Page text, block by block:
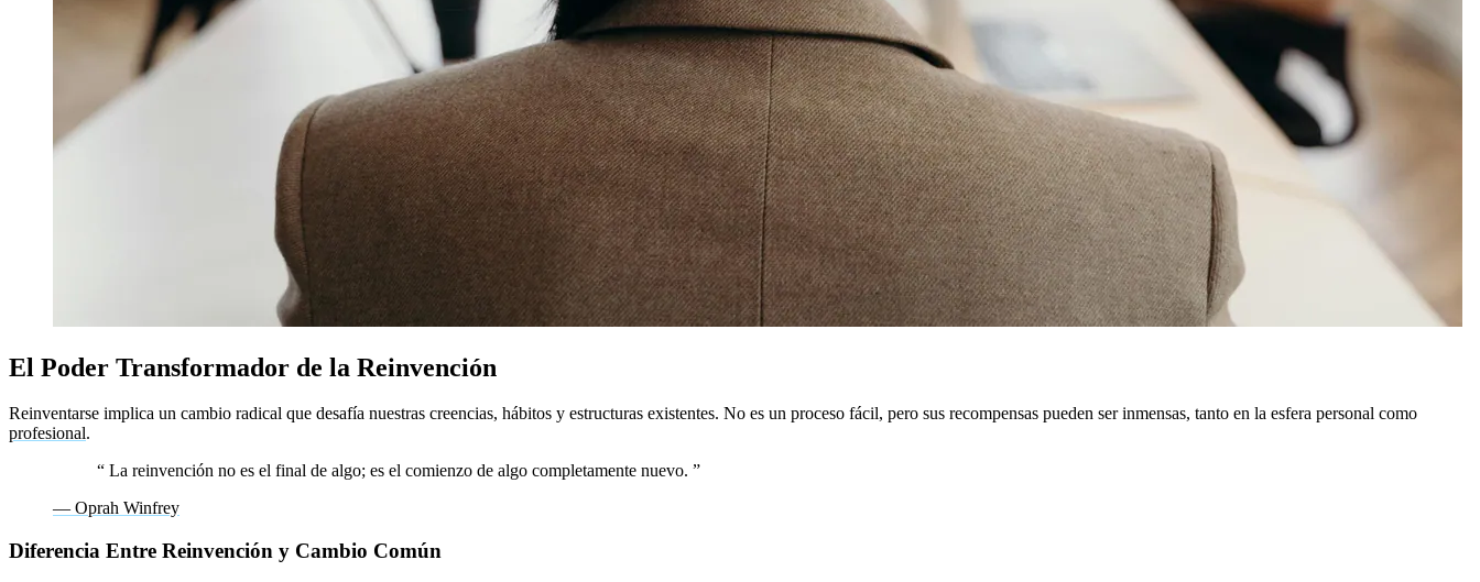
El Poder Transformador de la Reinvención
Reinventarse implica un cambio radical que desafía nuestras creencias, hábitos y estructuras existentes. No es un proceso fácil, pero sus recompensas pueden ser inmensas, tanto en la esfera personal como
profesional.
“ La reinvención no es el final de algo; es el comienzo de algo completamente nuevo. ”
— Oprah Winfrey
Diferencia Entre Reinvención y Cambio Común